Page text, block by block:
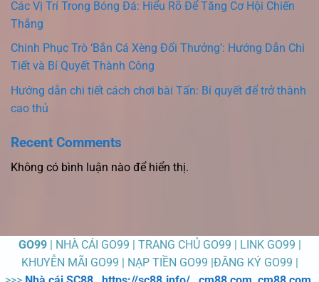
Các Vị Trí Trong Bóng Đá: Hiểu Rõ Để Tăng Cơ Hội Chiến
Thắng
Chinh Phục Trò ‘Bắn Cá Xèng Đổi Thưởng’: Hướng Dẫn Chi
Tiết và Bí Quyết Thành Công
Hướng dẫn chi tiết cách chơi bài Tấn: Bí quyết để trở thành
cao thủ
Recent Comments
Không có bình luận nào để hiển thị.
GO99| NHÀ CÁI GO99 | TRANG CHỦ GO99 | LINK GO99 |
KHUYỄN MÃI GO99 | NẠP TIỀN GO99 |ĐĂNG KÝ GO99 |